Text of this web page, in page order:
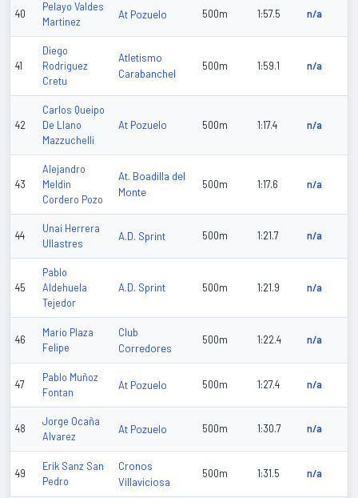
40
Pelayo Valdes
Martinez
At Pozuelo 500m 1:57.5 n/a
41
Diego
Rodriguez
Cretu
Atletismo
Carabanchel
500m 1:59.1 n/a
42
Carlos Queipo
De Llano
Mazzuchelli
At Pozuelo 500m 1:17.4 n/a
43
Alejandro
Meldin
Cordero Pozo
At. Boadilla del
Monte
500m 1:17.6 n/a
44
Unai Herrera
Ullastres
A.D. Sprint 500m 1:21.7 n/a
45
Pablo
Aldehuela
Tejedor
A.D. Sprint 500m 1:21.9 n/a
46
Mario Plaza
Felipe
Club
Corredores
500m 1:22.4 n/a
47
Pablo Muñoz
Fontan
At Pozuelo 500m 1:27.4 n/a
48
Jorge Ocaña
Alvarez
At Pozuelo 500m 1:30.7 n/a
49
Erik Sanz San
Pedro
Cronos
Villaviciosa
500m 1:31.5 n/a